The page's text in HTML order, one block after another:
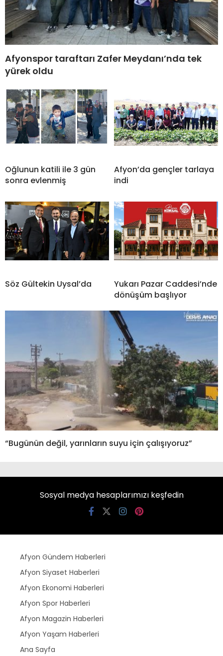
Afyonspor taraftarı Zafer Meydanı’nda tek
yürek oldu
Oğlunun katili ile 3 gün
sonra evlenmiş
Afyon’da gençler tarlaya
indi
Söz Gültekin Uysal’da
Yukarı Pazar Caddesi’nde
dönüşüm başlıyor
“Bugünün değil, yarınların suyu için çalışıyoruz”
Sosyal medya hesaplarımızı keşfedin
Afyon Gündem Haberleri
Afyon Siyaset Haberleri
Afyon Ekonomi Haberleri
Afyon Spor Haberleri
Afyon Magazin Haberleri
Afyon Yaşam Haberleri
Ana Sayfa